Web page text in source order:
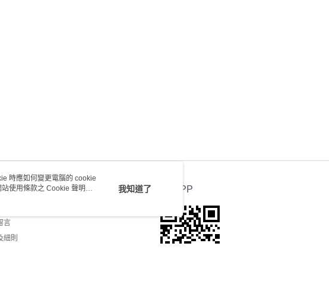
務
言
細則
官方APP
時應如何變更電腦的 cookie
使用條款之 Cookie 聲明使
我知道了